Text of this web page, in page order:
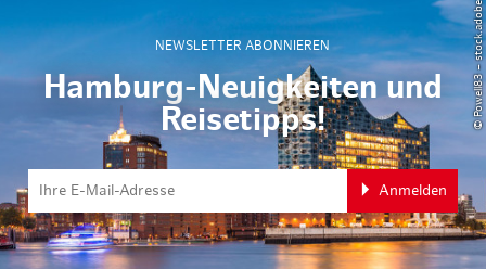
NEWSLETTER ABONNIEREN
Hamburg-Neuigkeiten und
Reisetipps!
Anmelden
© Powell83 – stock.adobe.com